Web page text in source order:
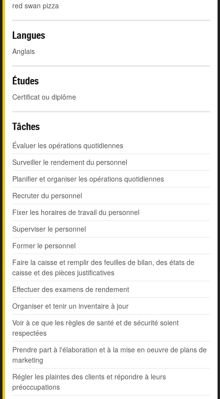
red swan pizza
Langues
Anglais
Études
Certificat ou diplôme
Tâches
Évaluer les opérations quotidiennes
Surveiller le rendement du personnel
Planifier et organiser les opérations quotidiennes
Recruter du personnel
Fixer les horaires de travail du personnel
Superviser le personnel
Former le personnel
Faire la caisse et remplir des feuilles de bilan, des états de
caisse et des pièces justificatives
Effectuer des examens de rendement
Organiser et tenir un inventaire à jour
Voir à ce que les règles de santé et de sécurité soient
respectées
Prendre part à l'élaboration et à la mise en oeuvre de plans de
marketing
Régler les plaintes des clients et répondre à leurs
préoccupations